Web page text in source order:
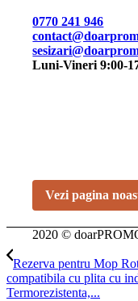
0770 241 946
Luni-Vineri 9:00-
Vezi pagina
2020 ©
Rezerva pentru Mop
compatibila cu plita cu
Termorezistenta,...